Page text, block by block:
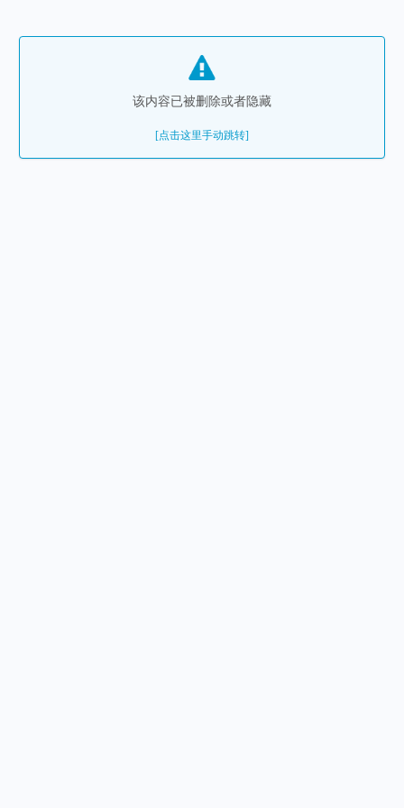
该内容已被删除或者隐藏
[点击这里手动跳转]